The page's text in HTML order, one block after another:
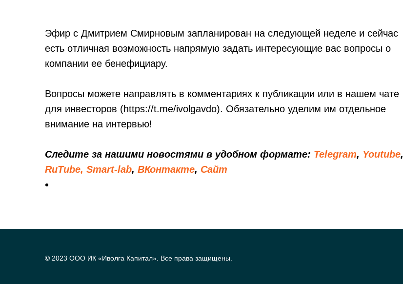
Эфир с Дмитрием Смирновым запланирован на следующей неделе и сейчас
есть отличная возможность напрямую задать интересующие вас вопросы о
компании ее бенефициару.
Вопросы можете направлять в комментариях к публикации или в нашем чате
для инвесторов (https://t.me/ivolgavdo). Обязательно уделим им отдельное
внимание на интервью!
Следите за нашими новостями в удобном формате: Telegram, Youtube,
RuTube, Smart-lab, ВКонтакте, Сайт
© 2023 ООО ИК «Иволга Капитал». Все права защищены.